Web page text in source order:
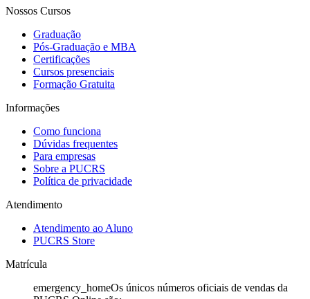
Nossos Cursos
Graduação
Pós-Graduação e MBA
Certificações
Cursos presenciais
Formação Gratuita
Informações
Como funciona
Dúvidas frequentes
Para empresas
Sobre a PUCRS
Política de privacidade
Atendimento
Atendimento ao Aluno
PUCRS Store
Matrícula
emergency_homeOs únicos números oficiais de vendas da